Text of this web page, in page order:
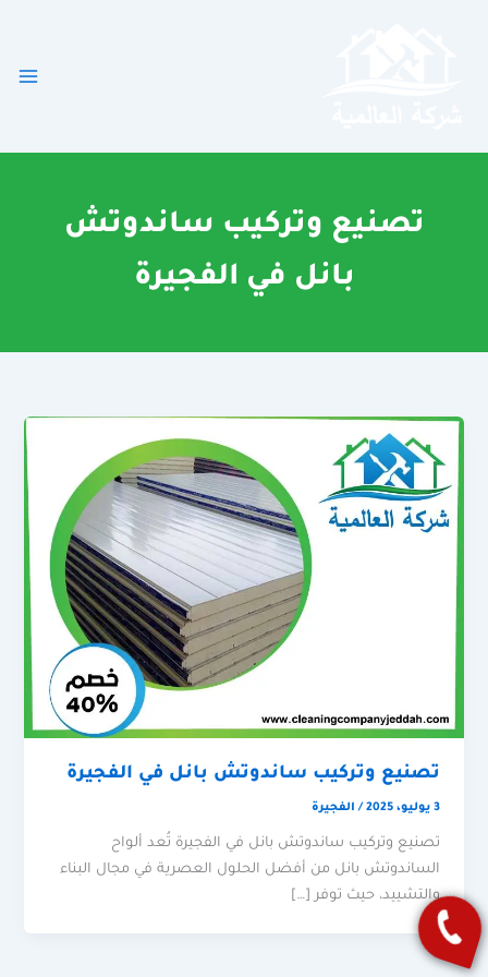
تصنيع وتركيب ساندوتش
بانل في الفجيرة
تصنيع وتركيب ساندوتش بانل في الفجيرة
3 يوليو، 2025 / الفجيرة
تصنيع وتركيب ساندوتش بانل في الفجيرة تُعد ألواح
الساندوتش بانل من أفضل الحلول العصرية في مجال البناء
والتشييد، حيث توفر […]